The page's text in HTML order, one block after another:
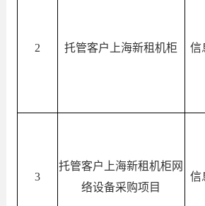
2 托管客户上海新租机柜 信
3
托管客户上海新租机柜网
络设备采购项目
信